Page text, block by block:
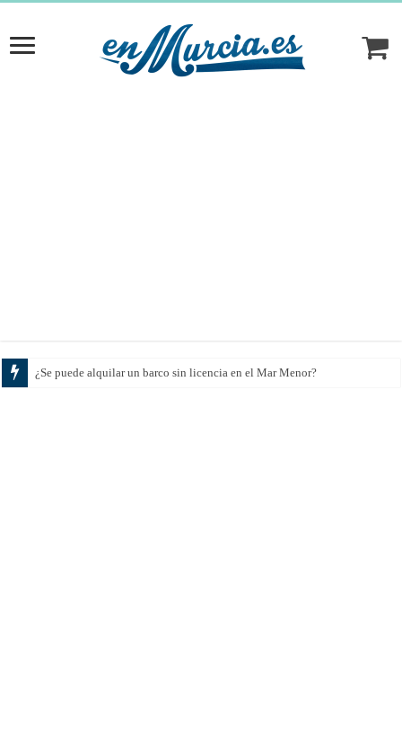
¿Se puede alquilar un barco sin licencia en el Mar Menor?